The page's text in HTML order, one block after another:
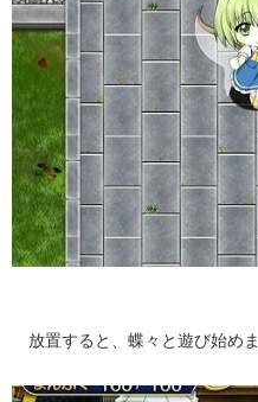
放置すると、蝶々と遊び始め